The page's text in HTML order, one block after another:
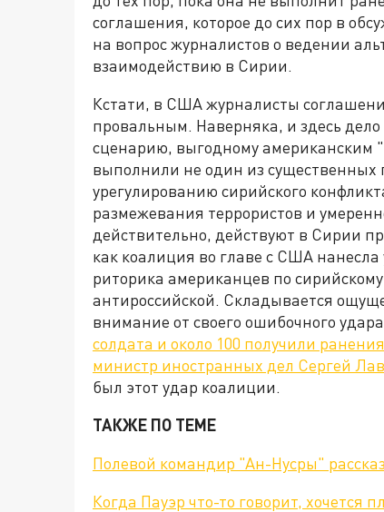
соглашения, которое до сих пор в
на вопрос журналистов о ведении
взаимодействию в Сирии.
Кстати, в США журналисты
провальным. Наверняка, и здесь
сценарию, выгодному американским
выполнили не один из существенных
урегулированию сирийского
размежевания террористов и
действительно, действуют в Сирии
как коалиция во главе с США
риторика американцев по
антироссийской. Складывается
внимание от своего ошибочного
солдата и около 100 получили ранения
министр иностранных дел Сергей
был этот удар коалиции.
ТАКЖЕ ПО ТЕМЕ
Полевой командир "Ан-Нусры"
Когда Пауэр что-то говорит, хочется